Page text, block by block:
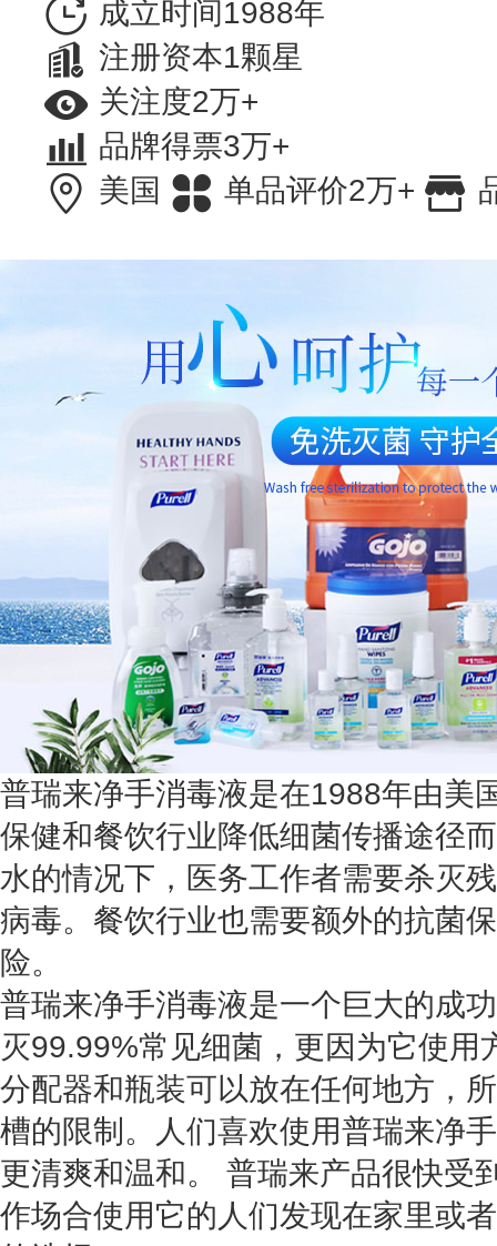
成立时间1988年
注册资本1颗星
关注度2万+
品牌得票3万+
美国
单品评价2万+
普瑞来净手消毒液是在1988年由美
保健和餐饮行业降低细菌传播途径
水的情况下，医务工作者需要杀灭
病毒。餐饮行业也需要额外的抗菌
险。
普瑞来净手消毒液是一个巨大的成
灭99.99%常见细菌，更因为它使用
分配器和瓶装可以放在任何地方，
槽的限制。
人们喜欢使用普瑞来净
更清爽和温和。 普瑞来产品很快受
作场合使用它的人们发现在家里或